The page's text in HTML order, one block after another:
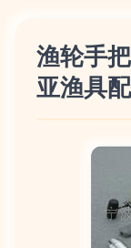
渔轮手
亚渔具